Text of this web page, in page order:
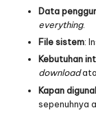
Data
everything.
File sistem:
Kebutuhan
download
Kapan
sepenuhnya